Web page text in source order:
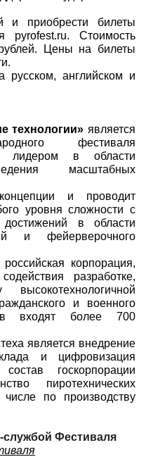
и приобрести билеты
pyrofest.ru. Стоимость
Цены на билеты
русском, английском и
технологии» является
фестиваля
лидером в области
масштабных
и проводит
уровня сложности с
достижений в области
и фейерверочного
российская корпорация,
разработке,
и военного
входят более 700
является внедрение
и цифровизация
госкорпорации
пиротехнических
по производству
службой Фестиваля